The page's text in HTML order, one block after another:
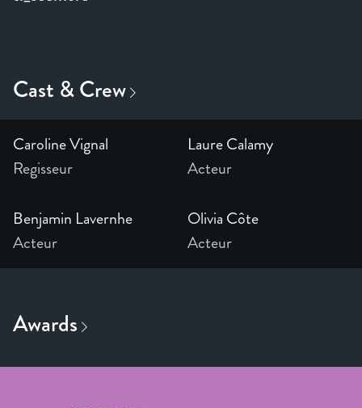
Caroline Vignal
Regisseur
Laure Calamy
Acteur
Benjamin Lavernhe
Acteur
Olivia Côte
Acteur